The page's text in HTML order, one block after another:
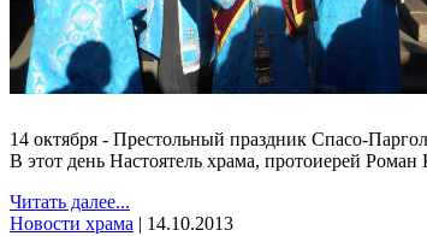
14 октября - Престольный праздник Спасо-
В этот день Настоятель храма, протоиерей
Читать далее...
Новости храма | 14.10.2013